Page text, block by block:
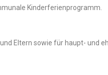
Kinderferienprogramm.
Eltern sowie für haupt- und